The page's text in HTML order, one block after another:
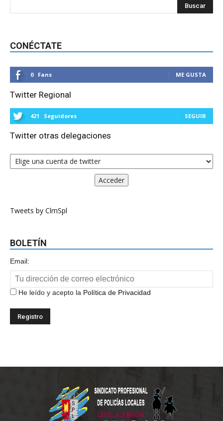
CONÉCTATE
0 Fans ME GUSTA
Twitter Regional
421 Seguidores SEGUIR
Twitter otras delegaciones
Tweets by ClmSpl
BOLETÍN
Email:
He leído y acepto la Política de Privacidad